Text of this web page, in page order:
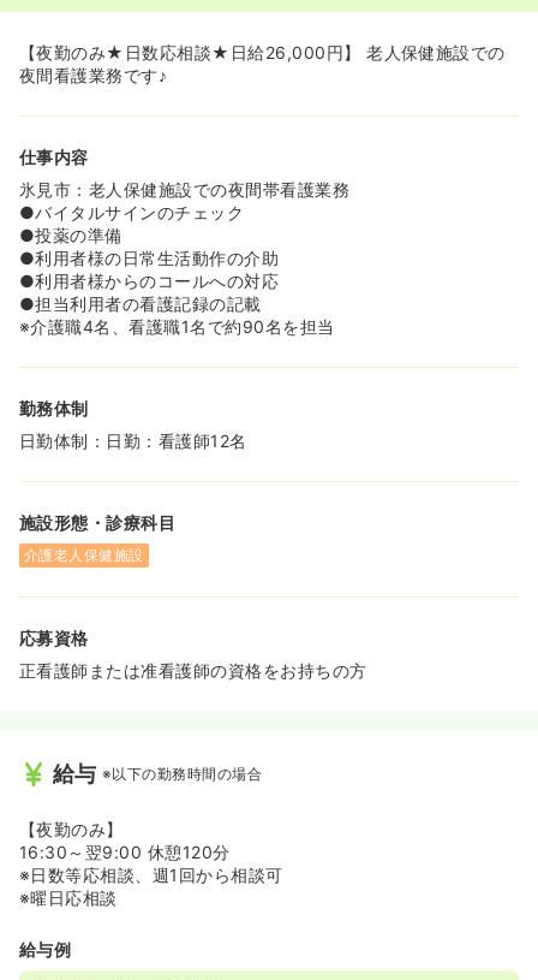
【夜勤のみ★日数応相談★日給26,000円】 老人保健施設での
夜間看護業務です♪
仕事内容
氷見市：老人保健施設での夜間帯看護業務
●バイタルサインのチェック
●投薬の準備
●利用者様の日常生活動作の介助
●利用者様からのコールへの対応
●担当利用者の看護記録の記載
※介護職4名、看護職1名で約90名を担当
勤務体制
日勤体制：日勤：看護師12名
施設形態・診療科目
介護老人保健施設
応募資格
正看護師または准看護師の資格をお持ちの方
給与 ※以下の勤務時間の場合
【夜勤のみ】
16:30～翌9:00 休憩120分
※日数等応相談、週1回から相談可
※曜日応相談
給与例